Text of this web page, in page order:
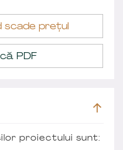
scade prețul
PDF
proiectului sunt: